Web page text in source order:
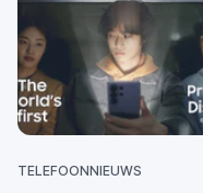
TELEFOONNIEUWS